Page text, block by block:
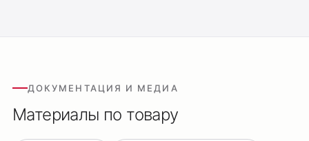
ДОКУМЕНТАЦИЯ И МЕДИА
Материалы по товару